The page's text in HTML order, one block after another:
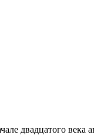
двадцатого